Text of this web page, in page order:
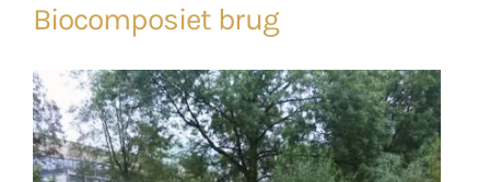
Biocomposiet brug